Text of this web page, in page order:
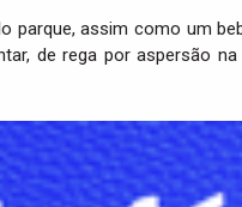
parque, assim como um
de rega por aspersão